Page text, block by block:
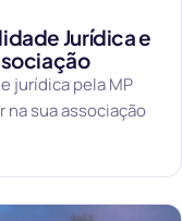
Jurídica e
jurídica pela MP
na sua associação